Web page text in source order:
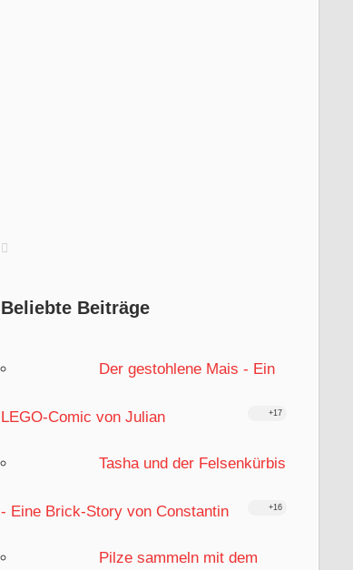
Beliebte Beiträge
Der gestohlene Mais - Ein
LEGO-Comic von Julian +17
Tasha und der Felsenkürbis
- Eine Brick-Story von Constantin +16
Pilze sammeln mit dem